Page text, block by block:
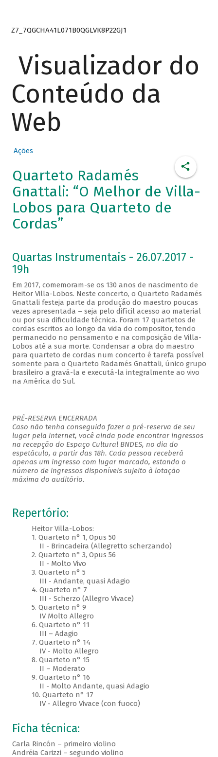
Z7_7QGCHA41L071B0QGLVK8P22GJ1
Visualizador do
Conteúdo da
Web
Ações
Quarteto Radamés
Gnattali: “O Melhor de Villa-
Lobos para Quarteto de
Cordas”
Quartas Instrumentais - 26.07.2017 -
19h
Em 2017, comemoram-se os 130 anos de nascimento de
Heitor Villa-Lobos. Neste concerto, o Quarteto Radamés
Gnattali festeja parte da produção do maestro poucas
vezes apresentada – seja pelo difícil acesso ao material
ou por sua dificuldade técnica. Foram 17 quartetos de
cordas escritos ao longo da vida do compositor, tendo
permanecido no pensamento e na composição de Villa-
Lobos até a sua morte. Condensar a obra do maestro
para quarteto de cordas num concerto é tarefa possível
somente para o Quarteto Radamés Gnattali, único grupo
brasileiro a gravá-la e executá-la integralmente ao vivo
na América do Sul.
PRÉ-RESERVA ENCERRADA
Caso não tenha conseguido fazer a pré-reserva de seu
lugar pela internet, você ainda pode encontrar ingressos
na recepção do Espaço Cultural BNDES, no dia do
espetáculo, a partir das 18h. Cada pessoa receberá
apenas um ingresso com lugar marcado, estando o
número de ingressos disponíveis sujeito à lotação
máxima do auditório. ​
Repertório:
Heitor Villa-Lobos:
1. Quarteto n° 1, Opus 50
II - Brincadeira (Allegretto scherzando)
2. Quarteto n° 3, Opus 56
II - Molto Vivo
3. Quarteto n° 5
III - Andante, quasi Adagio
4. Quarteto n° 7
III - Scherzo (Allegro Vivace)
5. Quarteto n° 9
IV Molto Allegro
6. Quarteto n° 11
III – Adagio
7. Quarteto n° 14
IV - Molto Allegro
8. Quarteto n° 15
II – Moderato
9. Quarteto n° 16
II - Molto Andante, quasi Adagio
10. Quarteto n° 17
IV - Allegro Vivace (con fuoco)
Ficha técnica:
Carla Rincón – primeiro violino
Andréia Carizzi – segundo violino